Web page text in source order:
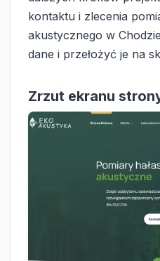
kontaktu i zlecenia
akustycznego w
dane i przełożyć je na
Zrzut ekranu